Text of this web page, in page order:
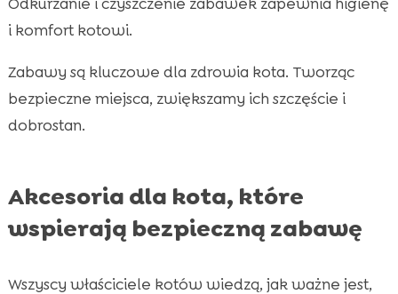
i komfort kotowi.
Zabawy są kluczowe dla zdrowia kota. Tworząc
bezpieczne miejsca, zwiększamy ich szczęście i
dobrostan.
Akcesoria dla kota, które
wspierają bezpieczną zabawę
Wszyscy właściciele kotów wiedzą, jak ważne jest,